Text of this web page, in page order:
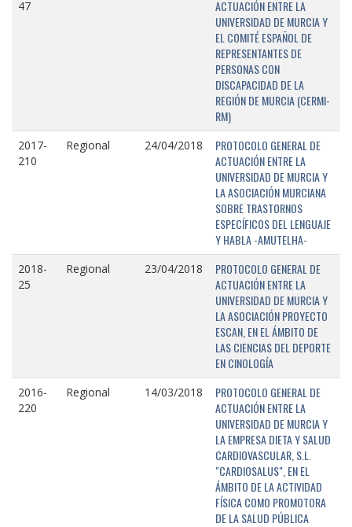
47
ACTUACIÓN ENTRE LA
UNIVERSIDAD DE MURCIA Y
EL COMITÉ ESPAÑOL DE
REPRESENTANTES DE
PERSONAS CON
DISCAPACIDAD DE LA
REGIÓN DE MURCIA (CERMI-
RM)
2017-
210
Regional 24/04/2018
PROTOCOLO GENERAL DE
ACTUACIÓN ENTRE LA
UNIVERSIDAD DE MURCIA Y
LA ASOCIACIÓN MURCIANA
SOBRE TRASTORNOS
ESPECÍFICOS DEL LENGUAJE
Y HABLA -AMUTELHA-
2018-
25
Regional 23/04/2018
PROTOCOLO GENERAL DE
ACTUACIÓN ENTRE LA
UNIVERSIDAD DE MURCIA Y
LA ASOCIACIÓN PROYECTO
ESCAN, EN EL ÁMBITO DE
LAS CIENCIAS DEL DEPORTE
EN CINOLOGÍA
2016-
220
Regional 14/03/2018
PROTOCOLO GENERAL DE
ACTUACIÓN ENTRE LA
UNIVERSIDAD DE MURCIA Y
LA EMPRESA DIETA Y SALUD
CARDIOVASCULAR, S.L.
"CARDIOSALUS", EN EL
ÁMBITO DE LA ACTIVIDAD
FÍSICA COMO PROMOTORA
DE LA SALUD PÚBLICA